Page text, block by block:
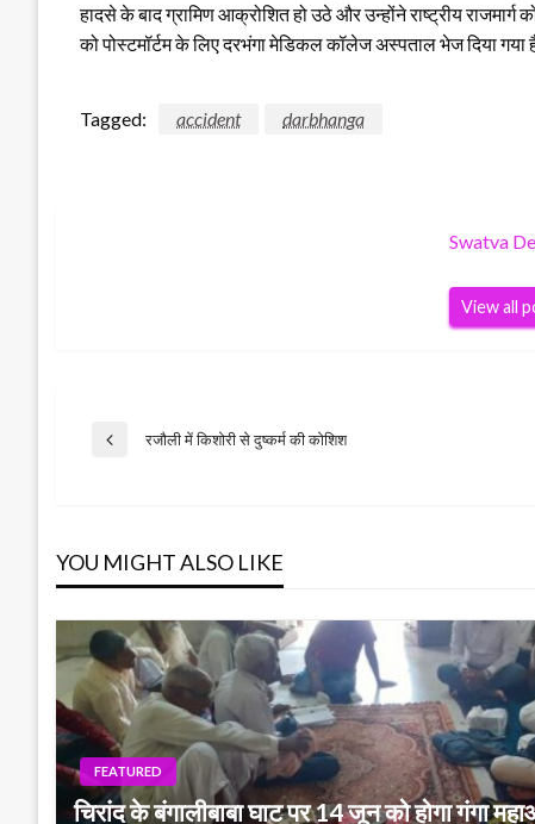
हादसे के बाद ग्रामिण आक्रोशित हो उठे और उन्होंने राष्ट्रीय
को पोस्टमॉर्टम के लिए दरभंगा मेडिकल कॉलेज अस्पताल भेज दिया गया
Tagged: accident darbhanga
Swatva
View all
Post
Previous
रजौली में किशोरी से दुष्कर्म की कोशिश
YOU MIGHT ALSO LIKE
FEATURED
चिरांद के बंगालीबाबा घाट पर 14 जून को होगा गंगा